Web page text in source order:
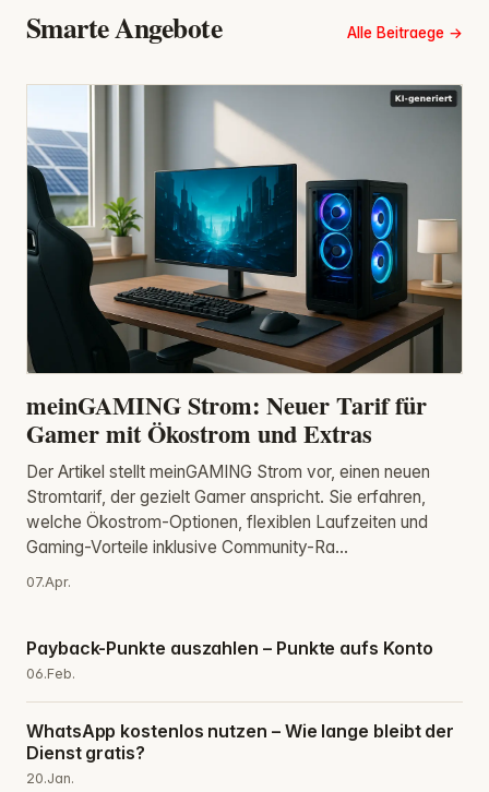
Smarte Angebote Alle Beitraege
meinGAMING Strom: Neuer Tarif für
Gamer mit Ökostrom und Extras
Der Artikel stellt meinGAMING Strom vor, einen neuen
Stromtarif, der gezielt Gamer anspricht. Sie erfahren,
welche Ökostrom-Optionen, flexiblen Laufzeiten und
Gaming-Vorteile inklusive Community-Ra...
07.Apr.
Payback-Punkte auszahlen – Punkte aufs Konto
06.Feb.
WhatsApp kostenlos nutzen – Wie lange bleibt der
Dienst gratis?
20.Jan.